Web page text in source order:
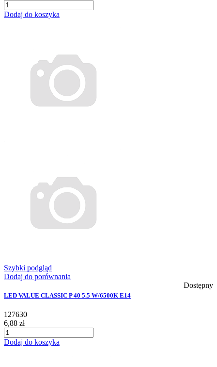
Dodaj do koszyka
Szybki podgląd
Dodaj do porównania
Dostępny
LED VALUE CLASSIC P 40 5.5 W/6500K E14
127630
6,88 zł
Dodaj do koszyka